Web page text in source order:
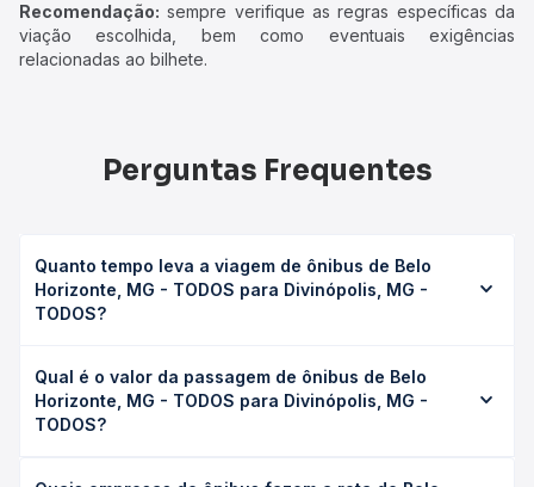
Recomendação: sempre verifique as regras específicas da
viação escolhida, bem como eventuais exigências
relacionadas ao bilhete.
Perguntas Frequentes
Quanto tempo leva a viagem de ônibus de Belo
Horizonte, MG - TODOS para Divinópolis, MG -
TODOS?
Divinópolis, MG - TODOS leva em média 2h 19min,
podendo variar conforme a viação, o tipo de serviço
(convencional, executivo ou leito) e as condições de
Qual é o valor da passagem de ônibus de Belo
Horizonte, MG - TODOS para Divinópolis, MG -
TODOS?